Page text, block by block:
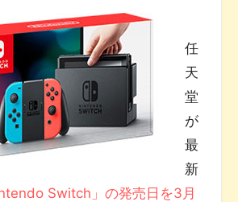
任
天
堂
が
最
新
Switch」の発売日を3月